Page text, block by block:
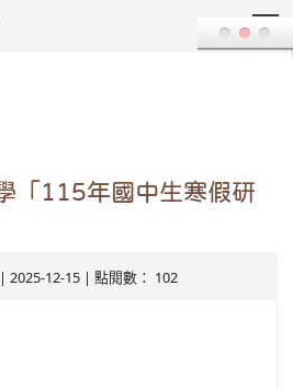
「115年國中生寒假研
2025-12-15 | 點閱數： 102